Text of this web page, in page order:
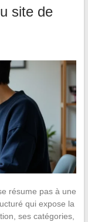
site de
résume pas à une
qui expose la
ses catégories,